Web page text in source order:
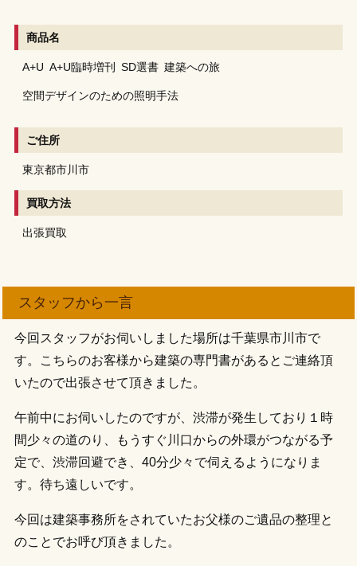
商品名
A+U A+U臨時増刊 SD選書 建築への旅
空間デザインのための照明手法
ご住所
東京都市川市
買取方法
出張買取
スタッフから一言
今回スタッフがお伺いしました場所は千葉県市川市で
す。こちらのお客様から建築の専門書があるとご連絡頂
いたので出張させて頂きました。
午前中にお伺いしたのですが、渋滞が発生しており１時
間少々の道のり、もうすぐ川口からの外環がつながる予
定で、渋滞回避でき、40分少々で伺えるようになりま
す。待ち遠しいです。
今回は建築事務所をされていたお父様のご遺品の整理と
のことでお呼び頂きました。